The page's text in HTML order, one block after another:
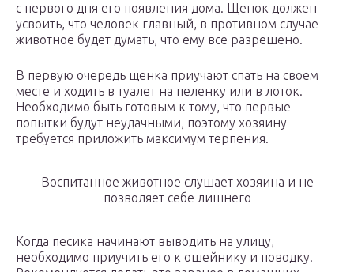
с первого дня его появления дома. Щенок должен
усвоить, что человек главный, в противном случае
животное будет думать, что ему все разрешено.
В первую очередь щенка приучают спать на своем
месте и ходить в туалет на пеленку или в лоток.
Необходимо быть готовым к тому, что первые
попытки будут неудачными, поэтому хозяину
требуется приложить максимум терпения.
Воспитанное животное слушает хозяина и не
позволяет себе лишнего
Когда песика начинают выводить на улицу,
необходимо приучить его к ошейнику и поводку.